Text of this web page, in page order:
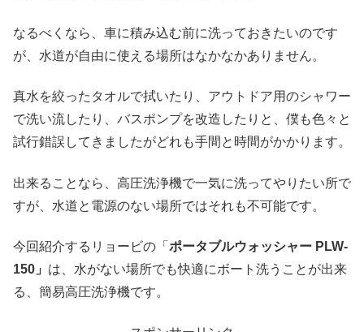
なるべくなら、車に積み込む前に洗っておきたいのです
が、水道が自由に使える場所はなかなかありません。
真水を絞ったタオルで拭いたり、アウトドア用のシャワー
で洗い流したり、バスポンプを改造したりと、僕も色々と
試行錯誤してきましたがどれも手間と時間がかかります。
出来ることなら、高圧洗浄機で一気に洗ってやりたい所で
すが、水道と電源のない場所ではそれも不可能です。
今回紹介するリョービの「 ポータブルウォッシャー PLW-
150」 は、水がない場所でも快適にボート洗うことが出来
る、簡易高圧洗浄機です。